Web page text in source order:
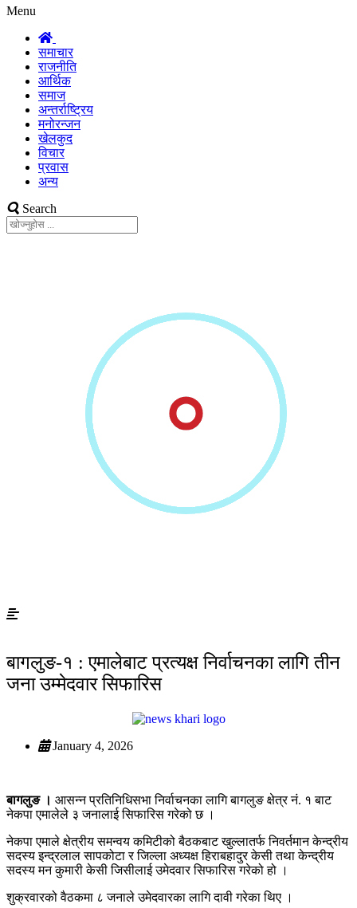
Menu
समाचार
राजनीति
आर्थिक
समाज
अन्तर्राष्ट्रिय
मनोरन्जन
खेलकुद
विचार
प्रवास
अन्य
Search
बागलुङ-१ : एमालेबाट प्रत्यक्ष निर्वाचनका लागि तीन
जना उम्मेदवार सिफारिस
January 4, 2026
बागलुङ । आसन्न प्रतिनिधिसभा निर्वाचनका लागि बागलुङ क्षेत्र नं. १ बाट
नेकपा एमालेले ३ जनालाई सिफारिस गरेको छ ।
नेकपा एमाले क्षेत्रीय समन्वय कमिटीको बैठकबाट खुल्लातर्फ निवर्तमान केन्द्रीय
सदस्य इन्द्रलाल सापकोटा र जिल्ला अध्यक्ष हिराबहादुर केसी तथा केन्द्रीय
सदस्य मन कुमारी केसी जिसीलाई उमेदवार सिफारिस गरेको हो ।
शुक्रवारको वैठकमा ८ जनाले उमेदवारका लागि दावी गरेका थिए ।